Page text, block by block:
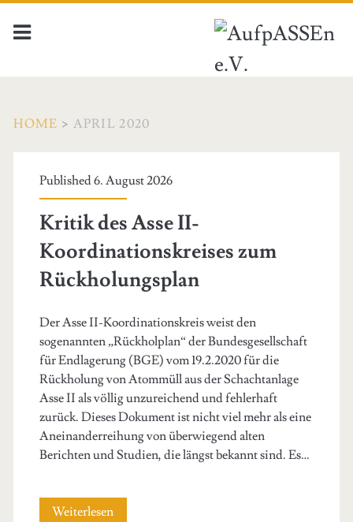
HOME > APRIL 2020
Monat:
<span>April
2020</span>
Published 6. August 2026
Kritik des Asse II-
Koordinationskreises zum
Rückholungsplan
Der Asse II-Koordinationskreis weist den
sogenannten „Rückholplan“ der Bundesgesellschaft
für Endlagerung (BGE) vom 19.2.2020 für die
Rückholung von Atommüll aus der Schachtanlage
Asse II als völlig unzureichend und fehlerhaft
zurück. Dieses Dokument ist nicht viel mehr als eine
Aneinanderreihung von überwiegend alten
Berichten und Studien, die längst bekannt sind. Es…
WeiterlesenKritik